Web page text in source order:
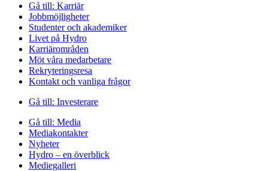
Gå till: Karriär
Jobbmöjligheter
Studenter och akademiker
Livet på Hydro
Karriärområden
Möt våra medarbetare
Rekryteringsresa
Kontakt och vanliga frågor
Gå till: Investerare
Gå till: Media
Mediakontakter
Nyheter
Hydro – en överblick
Mediegalleri